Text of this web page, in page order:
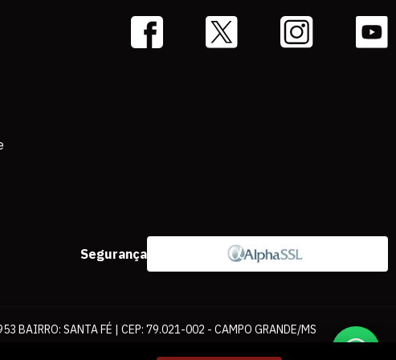
Segurança
BAIRRO: SANTA FÉ | CEP: 79.021-002 - CAMPO GRANDE/MS